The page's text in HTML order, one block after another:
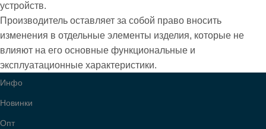
КЛАССЫ
Dolly
ВСЕ МОДЕЛИ
устройств.
Производитель оставляет за собой право вносить
изменения в отдельные элементы изделия, которые не
влияют на его основные функциональные и
эксплуатационные характеристики.
Инфо
Новинки
Опт